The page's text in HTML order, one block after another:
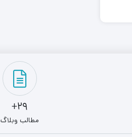
29+
مطالب وبلاگ